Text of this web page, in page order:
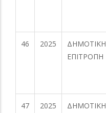
46 2025
ΔΗΜΟΤΙΚΗ
ΕΠΙΤΡΟΠΗ
47 2025
ΔΗΜΟΤΙΚΗ